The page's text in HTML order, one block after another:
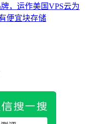
，运作美国VPS云为
便宜块存储